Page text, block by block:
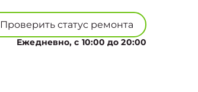
Проверить статус ремонта
Ежедневно, с 10:00 до 20:00